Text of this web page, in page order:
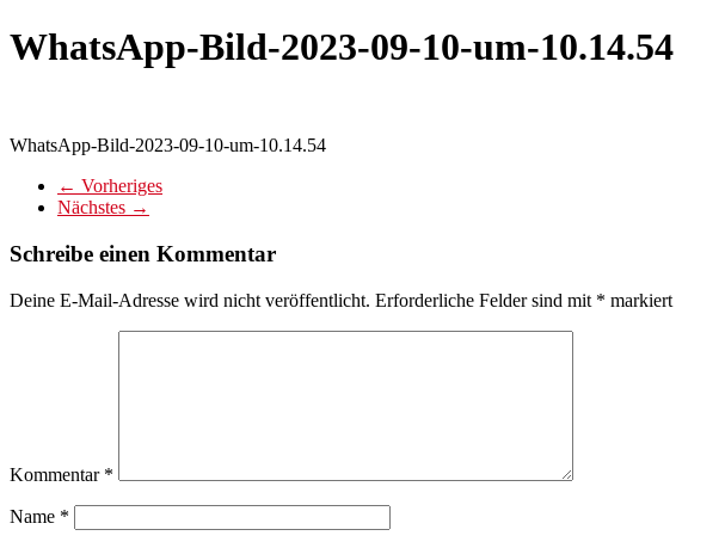
WhatsApp-Bild-2023-09-10-um-10.14.54
WhatsApp-Bild-2023-09-10-um-10.14.54
← Vorheriges
Nächstes →
Schreibe einen Kommentar
Deine E-Mail-Adresse wird nicht veröffentlicht. Erforderliche Felder sind mit * markiert
Kommentar *
Name *